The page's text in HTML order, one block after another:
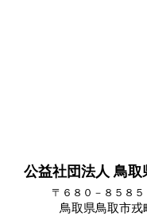
公益社団法人 鳥取
〒６８０－８５８５
鳥取県鳥取市